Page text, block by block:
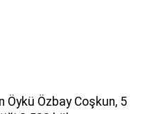
Öykü Özbay Coşkun, 5